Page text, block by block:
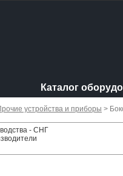
Каталог
устройства и приборы >
- СНГ